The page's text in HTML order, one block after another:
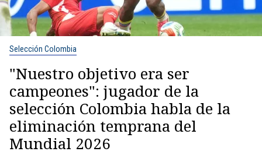
Selección Colombia
"Nuestro objetivo era ser
campeones": jugador de la
selección Colombia habla de la
eliminación temprana del
Mundial 2026